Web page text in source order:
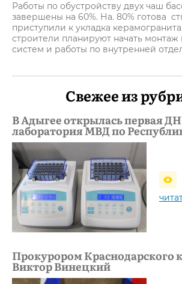
Работы по обустройству двух чаш
завершены на 60%. На. 80% готова
приступили к укладка
строители планируют начать
систем и работы по внутренней
Свежее из
В Адыгее открылась первая
лаборатория МВД по
Прокурором Краснодарского
Виктор Винецкий